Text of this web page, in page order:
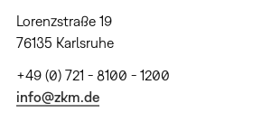
Lorenzstraße 19
76135 Karlsruhe
+49 (0) 721 - 8100 - 1200
info@zkm.de